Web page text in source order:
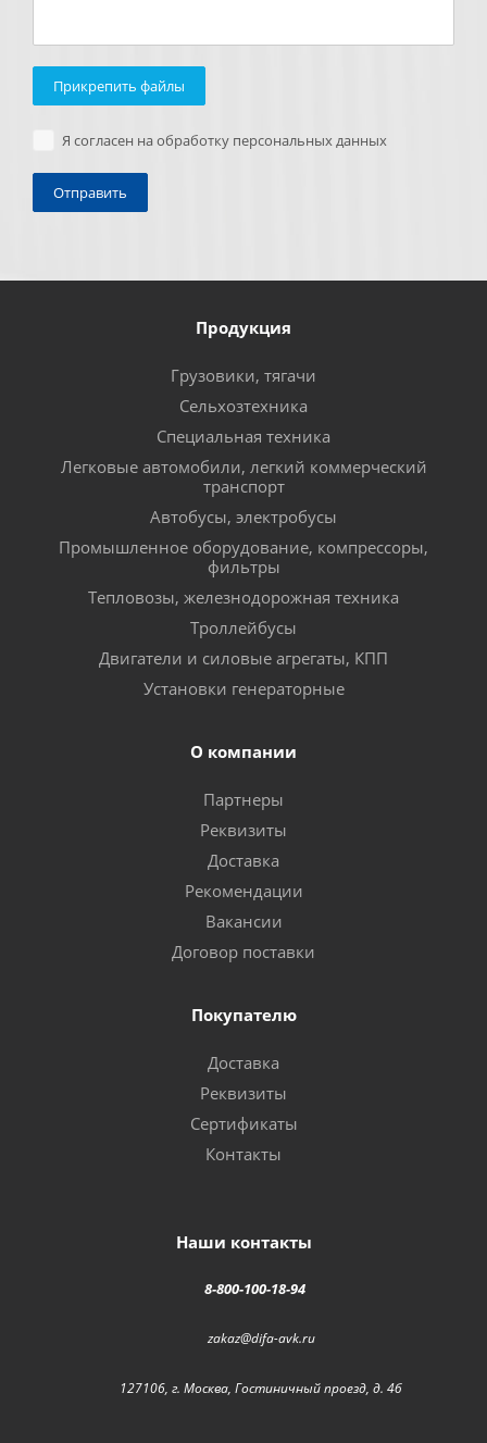
Прикрепить файлы
Я согласен на обработку персональных данных
Продукция
Грузовики, тягачи
Сельхозтехника
Специальная техника
Легковые автомобили, легкий коммерческий
транспорт
Автобусы, электробусы
Промышленное оборудование, компрессоры,
фильтры
Тепловозы, железнодорожная техника
Троллейбусы
Двигатели и силовые агрегаты, КПП
Установки генераторные
О компании
Партнеры
Реквизиты
Доставка
Рекомендации
Вакансии
Договор поставки
Покупателю
Доставка
Реквизиты
Сертификаты
Контакты
Наши контакты
8-800-100-18-94
zakaz@difa-avk.ru
127106, г. Москва, Гостиничный проезд, д. 4б